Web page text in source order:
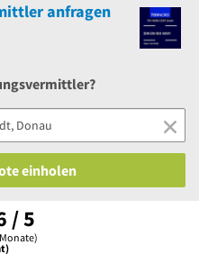
anfragen
einholen
/ 5